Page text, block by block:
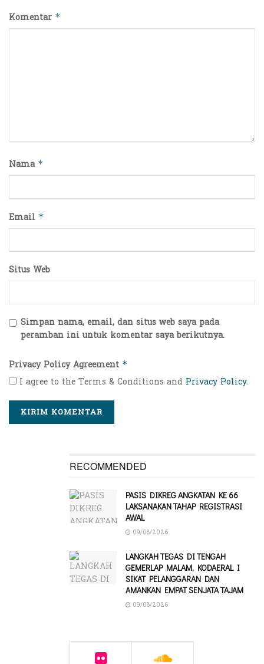
Komentar *
Nama *
Email *
Situs Web
Simpan nama, email, dan situs web saya pada
peramban ini untuk komentar saya berikutnya.
Privacy Policy Agreement *
I agree to the Terms & Conditions and Privacy Policy.
RECOMMENDED
PASIS DIKREG ANGKATAN KE 66
LAKSANAKAN TAHAP REGISTRASI
AWAL
09/08/2026
LANGKAH TEGAS DI TENGAH
GEMERLAP MALAM, KODAERAL I
SIKAT PELANGGARAN DAN
AMANKAN EMPAT SENJATA TAJAM
09/08/2026